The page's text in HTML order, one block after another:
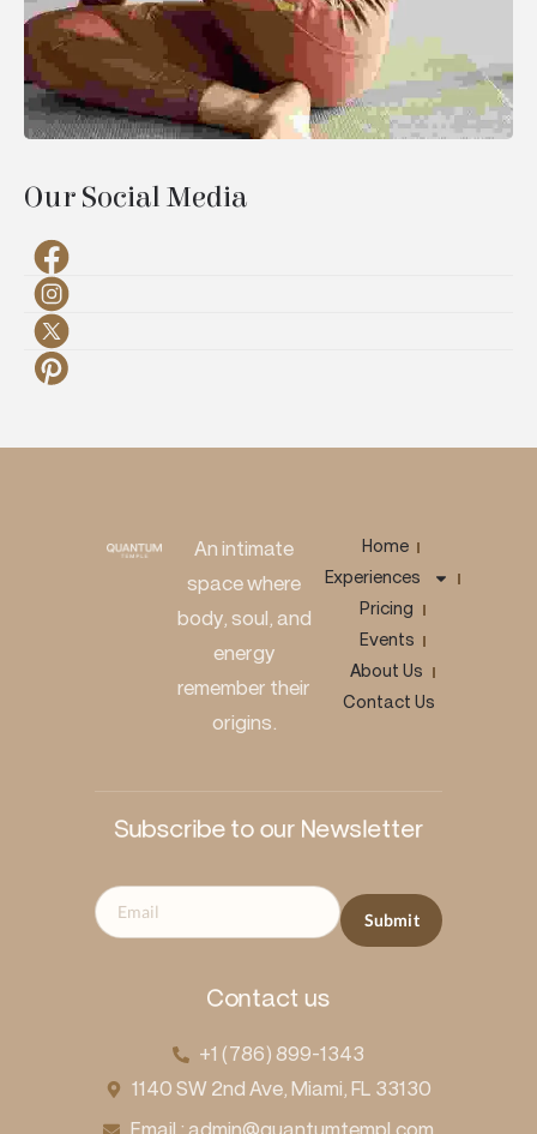
Our Social Media
An intimate
space where
body, soul, and
energy
remember their
origins.
Home
Experiences
Pricing
Events
About Us
Contact Us
Contact us
+1 (786) 899-1343
1140 SW 2nd Ave, Miami, FL 33130
Subscribe to our Newsletter